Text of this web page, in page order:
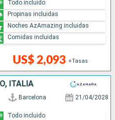
US$ 2,093 +Tasas
Todo incluido
Propinas incluidas
Noches AzAmazing incluidas
Comidas incluidas
ITALIA
Barcelona 21/04/2028
Todo incluido